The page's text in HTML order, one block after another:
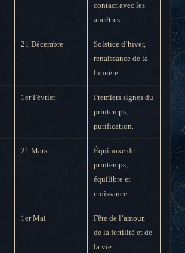
contact avec les
ancêtres.
21 Décembre
Solstice d’hiver,
renaissance de la
lumière.
1er Février
Premiers signes du
printemps,
purification.
21 Mars
Équinoxe de
printemps,
équilibre et
croissance.
1er Mai
Fête de l’amour,
de la fertilité et de
la vie.